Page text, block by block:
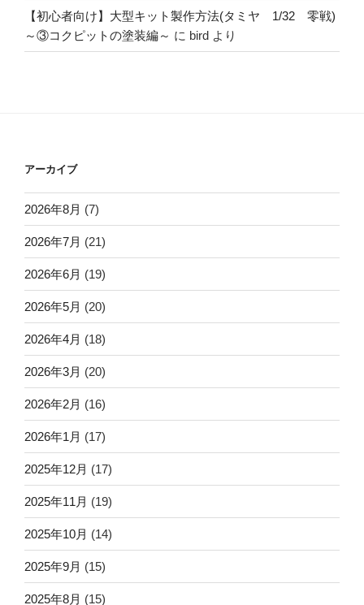
【初心者向け】大型キット製作方法(タミヤ 1/32 零戦)
～③コクピットの塗装編～ に bird より
アーカイブ
2026年8月 (7)
2026年7月 (21)
2026年6月 (19)
2026年5月 (20)
2026年4月 (18)
2026年3月 (20)
2026年2月 (16)
2026年1月 (17)
2025年12月 (17)
2025年11月 (19)
2025年10月 (14)
2025年9月 (15)
2025年8月 (15)